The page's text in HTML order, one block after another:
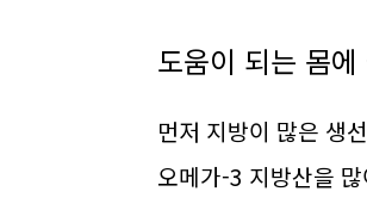
도움이 되는 몸에
먼저 지방이 많은 생
오메가-3 지방산을